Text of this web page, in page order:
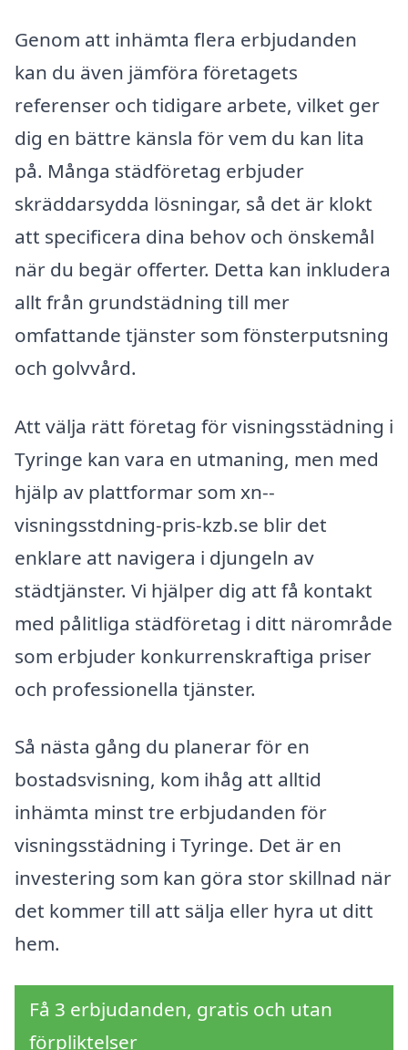
Genom att inhämta flera erbjudanden
kan du även jämföra företagets
referenser och tidigare arbete, vilket ger
dig en bättre känsla för vem du kan lita
på. Många städföretag erbjuder
skräddarsydda lösningar, så det är klokt
att specificera dina behov och önskemål
när du begär offerter. Detta kan inkludera
allt från grundstädning till mer
omfattande tjänster som fönsterputsning
och golvvård.
Att välja rätt företag för visningsstädning i
Tyringe kan vara en utmaning, men med
hjälp av plattformar som xn--
visningsstdning-pris-kzb.se blir det
enklare att navigera i djungeln av
städtjänster. Vi hjälper dig att få kontakt
med pålitliga städföretag i ditt närområde
som erbjuder konkurrenskraftiga priser
och professionella tjänster.
Så nästa gång du planerar för en
bostadsvisning, kom ihåg att alltid
inhämta minst tre erbjudanden för
visningsstädning i Tyringe. Det är en
investering som kan göra stor skillnad när
det kommer till att sälja eller hyra ut ditt
hem.
Få 3 erbjudanden, gratis och utan
förpliktelser